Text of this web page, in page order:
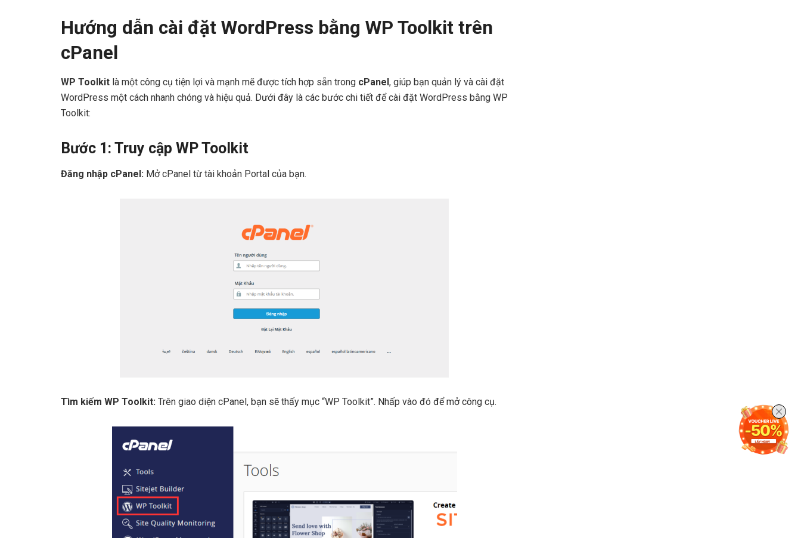
Hướng dẫn cài đặt WordPress bằng WP Toolkit trên
cPanel
WP Toolkit là một công cụ tiện lợi và mạnh mẽ được tích hợp sẵn trong cPanel , giúp bạn quản lý và cài đặt
WordPress một cách nhanh chóng và hiệu quả. Dưới đây là các bước chi tiết để cài đặt WordPress bằng WP
Toolkit:
Bước 1: Truy cập WP Toolkit
Đăng nhập cPanel: Mở cPanel từ tài khoản Portal của bạn.
Tìm kiếm WP Toolkit: Trên giao diện cPanel, bạn sẽ thấy mục “WP Toolkit”. Nhấp vào đó để mở công cụ.